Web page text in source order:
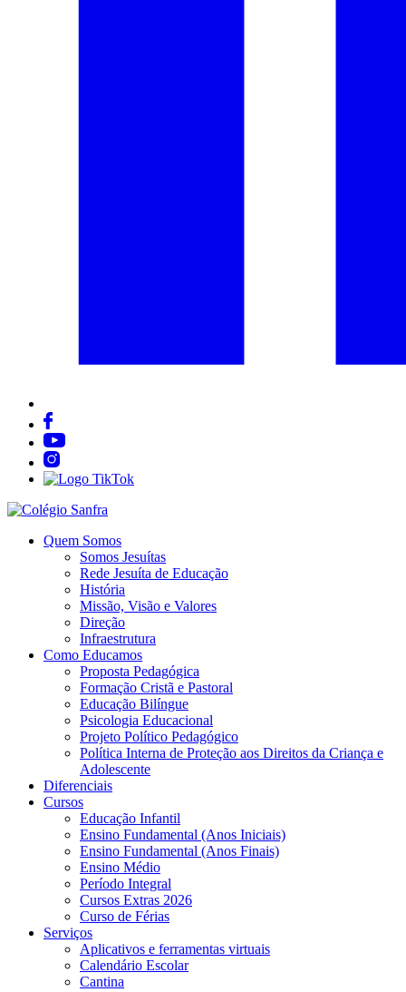
Quem Somos
Somos Jesuítas
Rede Jesuíta de Educação
História
Missão, Visão e Valores
Direção
Infraestrutura
Como Educamos
Proposta Pedagógica
Formação Cristã e Pastoral
Educação Bilíngue
Psicologia Educacional
Projeto Político Pedagógico
Política Interna de Proteção aos Direitos da Criança e
Adolescente
Diferenciais
Cursos
Educação Infantil
Ensino Fundamental (Anos Iniciais)
Ensino Fundamental (Anos Finais)
Ensino Médio
Período Integral
Cursos Extras 2026
Curso de Férias
Serviços
Aplicativos e ferramentas virtuais
Calendário Escolar
Cantina